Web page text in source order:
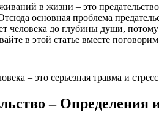
в жизни – это
основная проблема
человека до глубины души,
в этой статье вместе
– это серьезная травма и
– Определения